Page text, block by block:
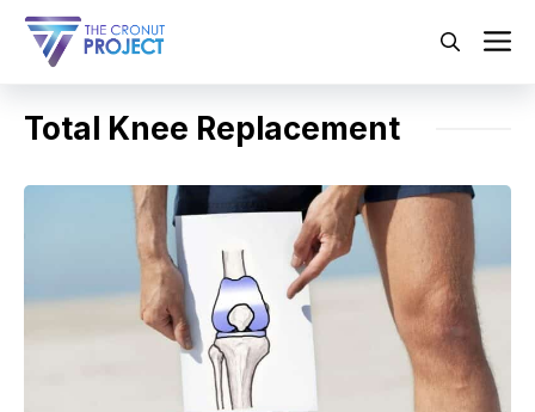
Langsung
Total Knee Replacement